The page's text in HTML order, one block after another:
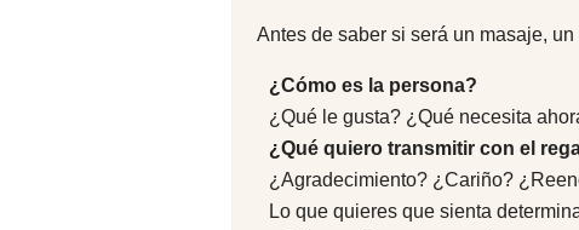
Antes de saber si será un masaje,
¿Cómo es la persona?
¿Qué le gusta? ¿Qué necesita
¿Qué quiero transmitir con el
¿Agradecimiento? ¿Cariño?
Lo que quieres que sienta